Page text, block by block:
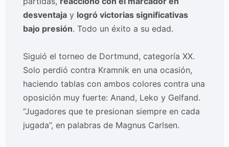
desventaja y logró victorias significativas
bajo presión. Todo un éxito a su edad.
Siguió el torneo de Dortmund, categoría XX.
Solo perdió contra Kramnik en una ocasión,
haciendo tablas con ambos colores contra una
oposición muy fuerte: Anand, Leko y Gelfand.
“Jugadores que te presionan siempre en cada
jugada”, en palabras de Magnus Carlsen.